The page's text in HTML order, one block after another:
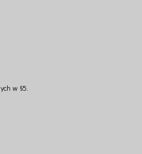
w §5.